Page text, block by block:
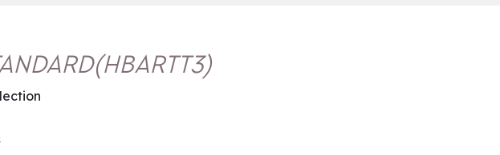
(HBARTT3)